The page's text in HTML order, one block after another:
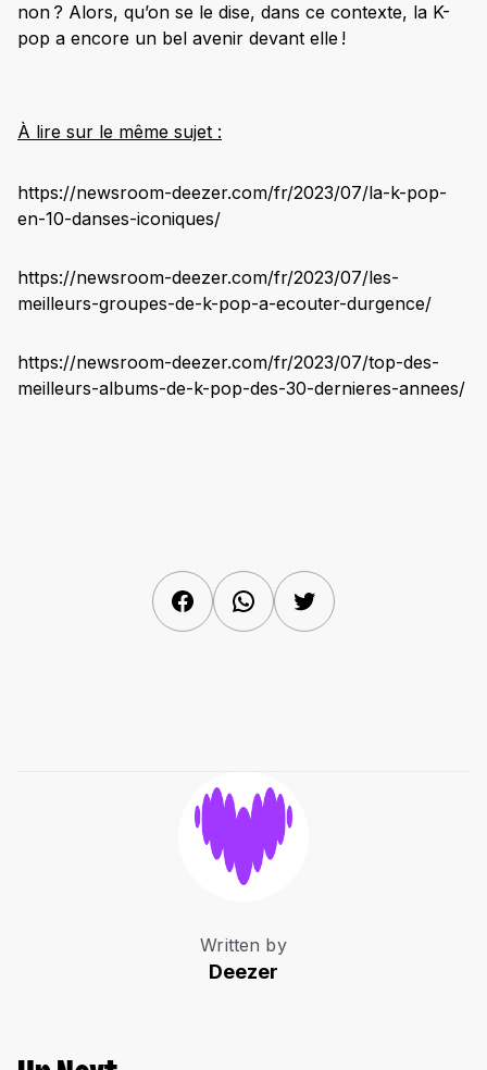
non ? Alors, qu’on se le dise, dans ce contexte, la K-
pop a encore un bel avenir devant elle !
À lire sur le même sujet :
https://newsroom-deezer.com/fr/2023/07/la-k-pop-
en-10-danses-iconiques/
https://newsroom-deezer.com/fr/2023/07/les-
meilleurs-groupes-de-k-pop-a-ecouter-durgence/
https://newsroom-deezer.com/fr/2023/07/top-des-
meilleurs-albums-de-k-pop-des-30-dernieres-annees/
FacebookWhatsAppTwitter
Written by
Deezer